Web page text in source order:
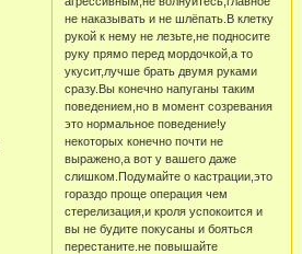
не наказывать и не шлёпать.В клетку
рукой к нему не лезьте,не подносите
руку прямо перед мордочкой,а то
укусит,лучше брать двумя руками
сразу.Вы конечно напуганы таким
поведением,но в момент созревания
это нормальное поведение!у
некоторых конечно почти не
выражено,а вот у вашего даже
слишком.Подумайте о кастрации,это
гораздо проще операция чем
стерелизация,и кроля успокоится и
вы не будите покусаны и бояться
перестаните.не повышайте